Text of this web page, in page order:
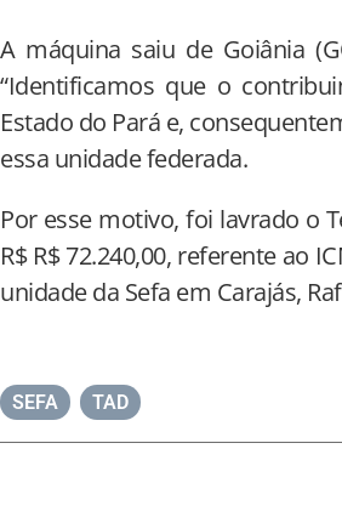
A máquina saiu de Goiânia
“Identificamos que o
Estado do Pará e,
essa unidade federada.
Por esse motivo, foi lavrado o
R$ R$ 72.240,00, referente ao
unidade da Sefa em Carajás,
SEFA TAD